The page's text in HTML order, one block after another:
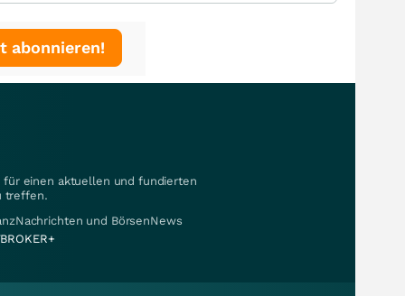
abonnieren!
für einen aktuellen und fundierten
treffen.
und BörsenNews